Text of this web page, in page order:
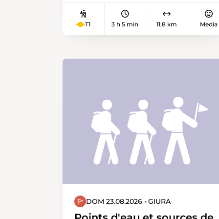
erholen. Der Flüeweg ist ein
abwechslungsreicher Weg, der die
imposante Burg.
T1 3 h 5 min 11,8 km Media
DOM 23.08.2026 • GIURA